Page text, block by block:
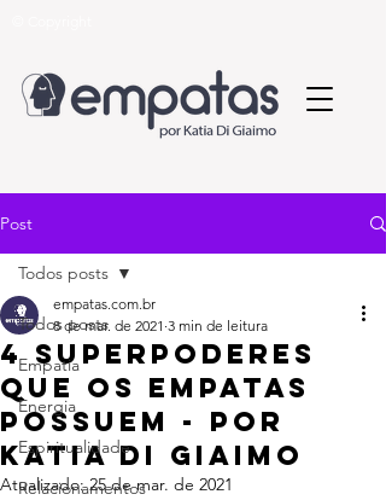
Post
Todos posts
Empatia
Energia
Espiritualidade
Relacionamentos
Todos posts
4 Superpoderes
que os Empatas
possuem - por
Katia Di Giaimo
empatas.com.br
8 de mar. de 2021 3 min de leitura
Atualizado:25 de mar. de 2021